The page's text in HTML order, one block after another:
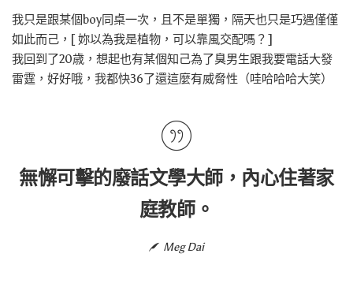
我只是跟某個boy同桌一次，且不是單獨，隔天也只是巧遇僅僅
如此而己，[ 妳以為我是植物，可以靠風交配嗎？]
我回到了20歳，想起也有某個知己為了臭男生跟我要電話大發
雷霆，好好哦，我都快36了還這麼有威脅性（哇哈哈哈大笑）
無懈可擊的廢話文學大師，內心住著家
庭教師。
Meg Dai